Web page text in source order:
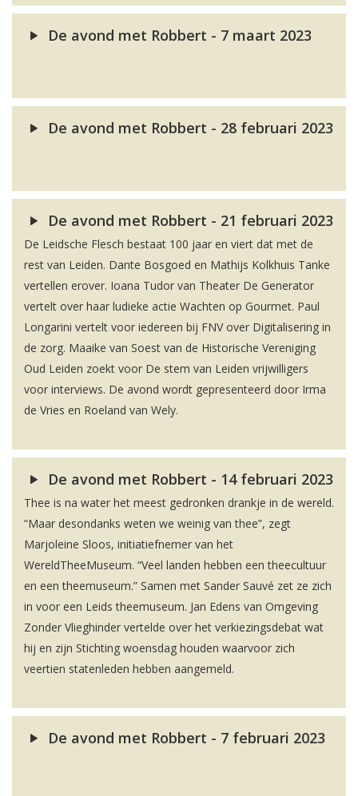
De avond met Robbert - 7 maart 2023
De avond met Robbert - 28 februari 2023
De avond met Robbert - 21 februari 2023
De Leidsche Flesch bestaat 100 jaar en viert dat met de
rest van Leiden. Dante Bosgoed en Mathijs Kolkhuis Tanke
vertellen erover. Ioana Tudor van Theater De Generator
vertelt over haar ludieke actie Wachten op Gourmet. Paul
Longarini vertelt voor iedereen bij FNV over Digitalisering in
de zorg. Maaike van Soest van de Historische Vereniging
Oud Leiden zoekt voor De stem van Leiden vrijwilligers
voor interviews. De avond wordt gepresenteerd door Irma
de Vries en Roeland van Wely.
De avond met Robbert - 14 februari 2023
Thee is na water het meest gedronken drankje in de wereld.
“Maar desondanks weten we weinig van thee”, zegt
Marjoleine Sloos, initiatiefnemer van het
WereldTheeMuseum. “Veel landen hebben een theecultuur
en een theemuseum.” Samen met Sander Sauvé zet ze zich
in voor een Leids theemuseum. Jan Edens van Omgeving
Zonder Vlieghinder vertelde over het verkiezingsdebat wat
hij en zijn Stichting woensdag houden waarvoor zich
veertien statenleden hebben aangemeld.
De avond met Robbert - 7 februari 2023